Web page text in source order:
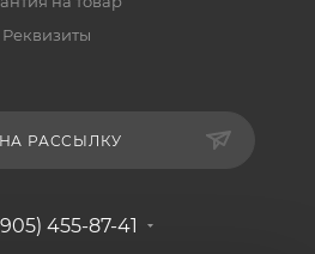
Реквизиты
РАССЫЛКУ
455-87-41